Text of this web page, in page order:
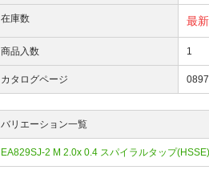
在庫数 最
商品入数 1
カタログページ
バリエーション一覧
EA829SJ-2 M 2.0x 0.4 スパイラルタップ(HSSE)